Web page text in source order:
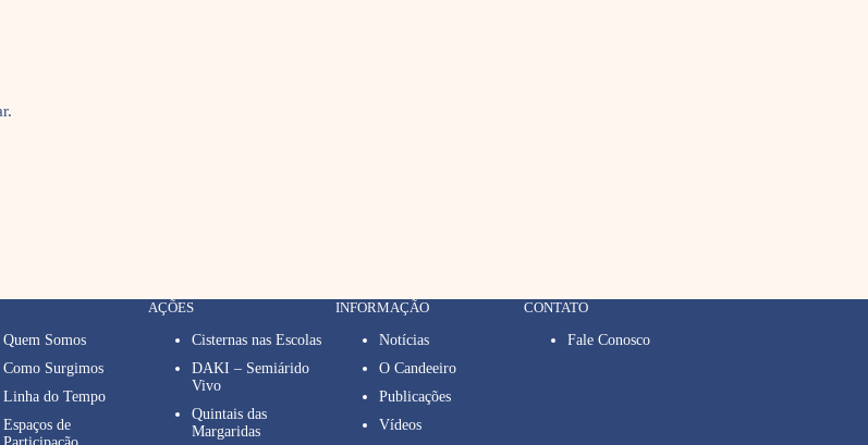
Quem Somos
Como Surgimos
Linha do Tempo
Espaços de
AÇÕES
Cisternas nas Escolas
DAKI – Semiárido
Vivo
Quintais das
Margaridas
INFORMAÇÃO
Notícias
O Candeeiro
Publicações
Vídeos
CONTATO
Fale Conosco